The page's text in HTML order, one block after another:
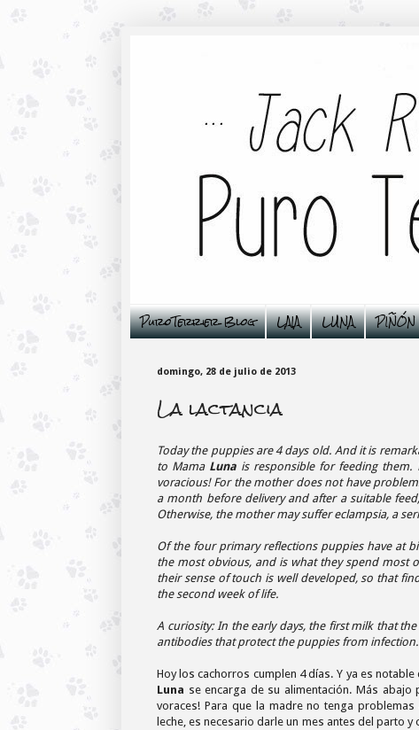
PuroTerrier Blog LAIA LUNA PIÑÓN
domingo, 28 de julio de 2013
La lactancia
Today the puppies are 4 days old. And it is
to Mama Luna is responsible for feeding them.
voracious! For the mother does not have
a month before delivery and after a suitable
Otherwise, the mother may suffer eclampsia, a
Of the four primary reflections puppies have at
the most obvious, and is what they spend most
their sense of touch is well developed, so that
the second week of life.
A curiosity: In the early days, the first milk that
antibodies that protect the puppies from
Hoy los cachorros cumplen 4 días. Y ya es
Luna se encarga de su alimentación. Más
voraces! Para que la madre no tenga
leche, es necesario darle un mes antes del parto